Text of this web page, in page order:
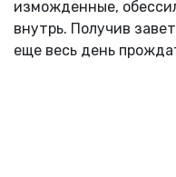
изможденные,
внутрь. Получив
еще весь день